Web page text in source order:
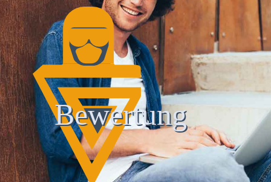
Bewertung